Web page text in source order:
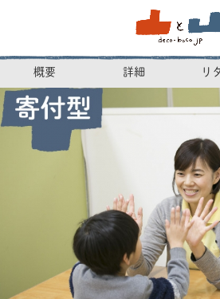
概要 詳細 リ